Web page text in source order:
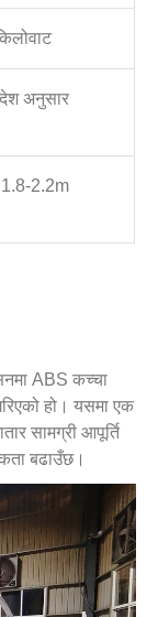
अनुसार
2.2m
ABS कच्चा
हो। यसमा एक
सामग्री आपूर्ति
बढाउँछ।